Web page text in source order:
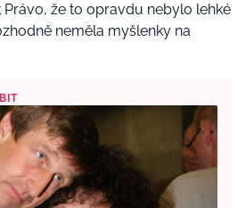
že to opravdu nebylo lehké
neměla myšlenky na